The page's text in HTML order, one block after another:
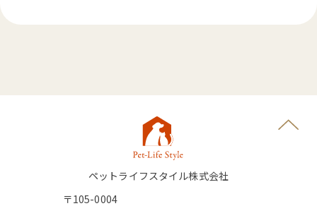
ペットライフスタイル株式会社
〒105-0004